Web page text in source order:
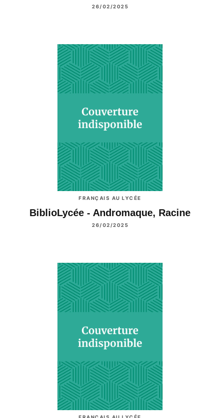
26/02/2025
FRANÇAIS AU LYCÉE
BiblioLycée - Andromaque, Racine
26/02/2025
FRANÇAIS AU LYCÉE